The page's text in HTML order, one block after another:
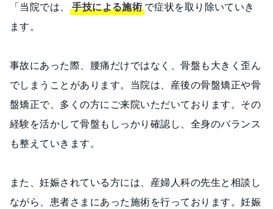
「当院では、
手技による施術で症状を取り除いていき
ます。
事故にあった際、腰痛だけではなく、骨盤も大きく歪ん
でしまうことがあります。当院は、産後の骨盤矯正や骨
盤矯正で、多くの方にご来院いただいております。その
経験を活かして骨盤もしっかり確認し、全身のバランス
も整えていきます。
また、妊娠されている方には、産婦人科の先生と相談し
ながら、患者さまにあった施術を行っております。妊娠